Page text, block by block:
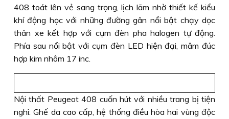
408 toát lên vẻ sang trọng, lịch lãm nhờ thiết kế kiểu
khí động học với những đường gân nổi bật chạy dọc
thân xe kết hợp với cụm đèn pha halogen tự động.
Phía sau nổi bật với cụm đèn LED hiện đại, mâm đúc
hợp kim nhôm 17 inc.
Nội thất Peugeot 408 cuốn hút với nhiều trang bị tiện
nghi: Ghế da cao cấp, hệ thống điều hòa hai vùng độc